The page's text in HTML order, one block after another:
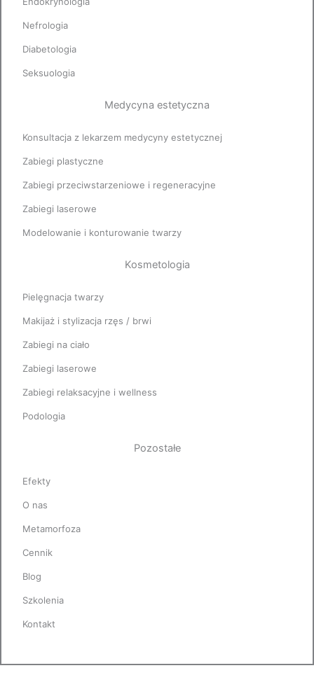
Nefrologia
Diabetologia
Seksuologia
Medycyna estetyczna
Konsultacja z lekarzem medycyny estetycznej
Zabiegi plastyczne
Zabiegi przeciwstarzeniowe i regeneracyjne
Zabiegi laserowe
Modelowanie i konturowanie twarzy
Kosmetologia
Pielęgnacja twarzy
Makijaż i stylizacja rzęs / brwi
Zabiegi na ciało
Zabiegi laserowe
Zabiegi relaksacyjne i wellness
Podologia
Pozostałe
Efekty
O nas
Metamorfoza
Cennik
Blog
Szkolenia
Kontakt